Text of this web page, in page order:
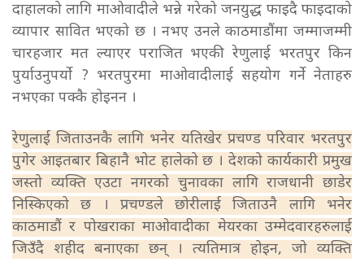
दाहालको लागि माओवादीले भन्ने गरेको जनयुद्ध फाइदै फाइदाको
व्यापार सावित भएको छ । नभए उनले काठमाडौंमा जम्माजम्मी
चारहजार मत ल्याएर पराजित भएकी रेणुलाई भरतपुर किन
पुर्याउनुपर्यो ? भरतपुरमा माओवादीलाई सहयोग गर्ने नेताहरु
नभएका पक्कै होइनन ।
रेणुलाई जिताउनकै लागि भनेर यतिखेर प्रचण्ड परिवार भरतपुर
पुगेर आइतबार बिहानै भोट हालेको छ । देशको कार्यकारी प्रमुख
जस्तो व्यक्ति एउटा नगरको चुनावका लागि राजधानी छाडेर
निस्किएको छ । प्रचण्डले छोरीलाई जिताउनै लागि भनेर
काठमाडौं र पोखराका माओवादीका मेयरका उम्मेदवारहरुलाई
जिउँदै शहीद बनाएका छन् । त्यतिमात्र होइन, जो व्यक्ति